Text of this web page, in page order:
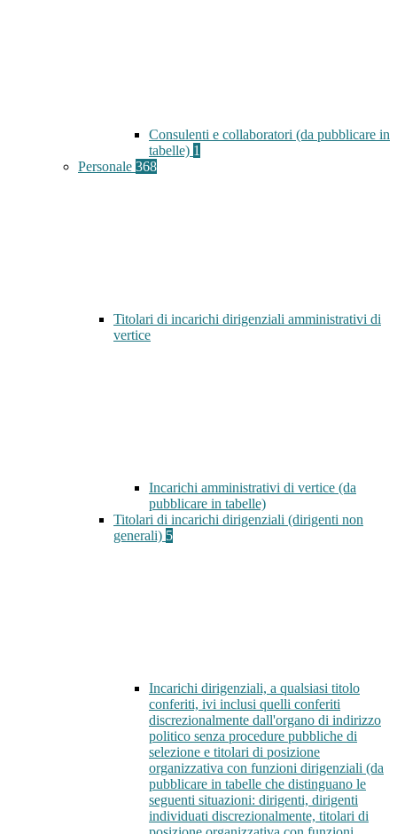
Consulenti e collaboratori (da pubblicare in
tabelle) 1
Personale 368
Titolari di incarichi dirigenziali amministrativi di
vertice
Incarichi amministrativi di vertice (da
pubblicare in tabelle)
Titolari di incarichi dirigenziali (dirigenti non
generali) 5
Incarichi dirigenziali, a qualsiasi titolo
conferiti, ivi inclusi quelli conferiti
discrezionalmente dall'organo di indirizzo
politico senza procedure pubbliche di
selezione e titolari di posizione
organizzativa con funzioni dirigenziali (da
pubblicare in tabelle che distinguano le
seguenti situazioni: dirigenti, dirigenti
individuati discrezionalmente, titolari di